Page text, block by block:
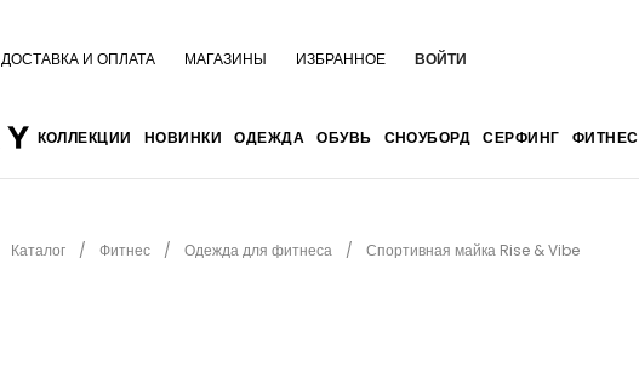
ДОСТАВКА И ОПЛАТА МАГАЗИНЫ ИЗБРАННОЕ ВОЙТИ
КОЛЛЕКЦИИ НОВИНКИ ОДЕЖДА ОБУВЬ СНОУБОРД СЕРФИНГ ФИТНЕС
Каталог Фитнес Одежда для фитнеса Спортивная майка Rise & Vibe